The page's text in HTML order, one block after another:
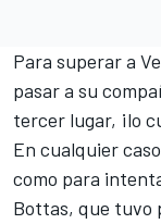
Para superar a
pasar a su
tercer lugar, ¡lo
En cualquier
como para
Bottas, que tuvo